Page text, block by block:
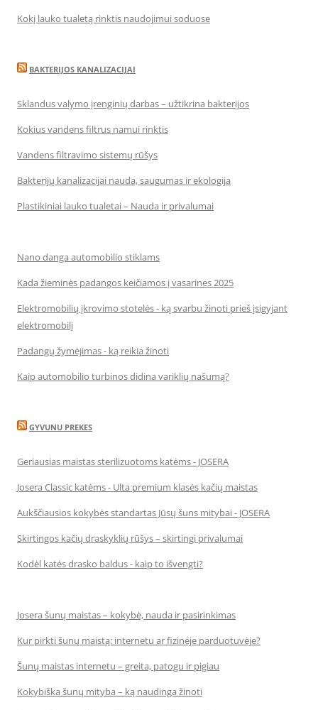
Kokį lauko tualetą rinktis naudojimui soduose
BAKTERIJOS KANALIZACIJAI
Sklandus valymo įrenginių darbas – užtikrina bakterijos
Kokius vandens filtrus namui rinktis
Vandens filtravimo sistemų rūšys
Bakterijų kanalizacijai nauda, saugumas ir ekologija
Plastikiniai lauko tualetai – Nauda ir privalumai
Nano danga automobilio stiklams
Kada žieminės padangos keičiamos į vasarines 2025
Elektromobilių įkrovimo stotelės - ką svarbu žinoti prieš įsigyjant
elektromobilį
Padangų žymėjimas - ką reikia žinoti
Kaip automobilio turbinos didina variklių našumą?
GYVUNU PREKES
Geriausias maistas sterilizuotoms katėms - JOSERA
Josera Classic katėms - Ulta premium klasės kačių maistas
Aukščiausios kokybės standartas Jūsų šuns mitybai - JOSERA
Skirtingos kačių draskyklių rūšys – skirtingi privalumai
Kodėl katės drasko baldus - kaip to išvengti?
Josera šunų maistas – kokybė, nauda ir pasirinkimas
Kur pirkti šunų maistą: internetu ar fizinėje parduotuvėje?
Šunų maistas internetu – greita, patogu ir pigiau
Kokybiška šunų mityba – ką naudinga žinoti